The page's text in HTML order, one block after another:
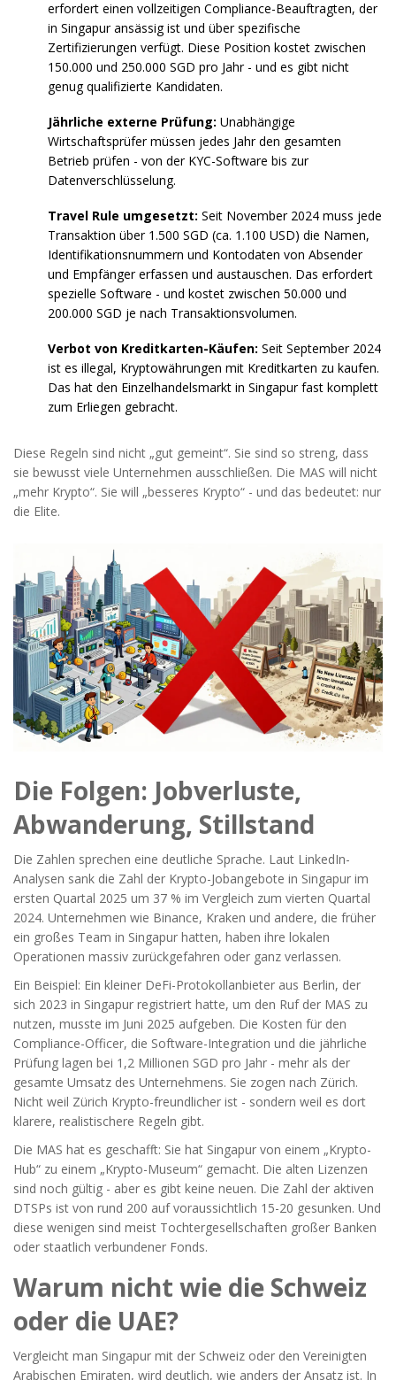
erfordert einen vollzeitigen Compliance-Beauftragten, der
in Singapur ansässig ist und über spezifische
Zertifizierungen verfügt. Diese Position kostet zwischen
150.000 und 250.000 SGD pro Jahr - und es gibt nicht
genug qualifizierte Kandidaten.
Jährliche externe Prüfung: Unabhängige
Wirtschaftsprüfer müssen jedes Jahr den gesamten
Betrieb prüfen - von der KYC-Software bis zur
Datenverschlüsselung.
Travel Rule umgesetzt: Seit November 2024 muss jede
Transaktion über 1.500 SGD (ca. 1.100 USD) die Namen,
Identifikationsnummern und Kontodaten von Absender
und Empfänger erfassen und austauschen. Das erfordert
spezielle Software - und kostet zwischen 50.000 und
200.000 SGD je nach Transaktionsvolumen.
Verbot von Kreditkarten-Käufen: Seit September 2024
ist es illegal, Kryptowährungen mit Kreditkarten zu kaufen.
Das hat den Einzelhandelsmarkt in Singapur fast komplett
zum Erliegen gebracht.
Diese Regeln sind nicht „gut gemeint“. Sie sind so streng, dass
sie bewusst viele Unternehmen ausschließen. Die MAS will nicht
„mehr Krypto“. Sie will „besseres Krypto“ - und das bedeutet: nur
die Elite.
Die Folgen: Jobverluste,
Abwanderung, Stillstand
Die Zahlen sprechen eine deutliche Sprache. Laut LinkedIn-
Analysen sank die Zahl der Krypto-Jobangebote in Singapur im
ersten Quartal 2025 um 37 % im Vergleich zum vierten Quartal
2024. Unternehmen wie Binance, Kraken und andere, die früher
ein großes Team in Singapur hatten, haben ihre lokalen
Operationen massiv zurückgefahren oder ganz verlassen.
Ein Beispiel: Ein kleiner DeFi-Protokollanbieter aus Berlin, der
sich 2023 in Singapur registriert hatte, um den Ruf der MAS zu
nutzen, musste im Juni 2025 aufgeben. Die Kosten für den
Compliance-Officer, die Software-Integration und die jährliche
Prüfung lagen bei 1,2 Millionen SGD pro Jahr - mehr als der
gesamte Umsatz des Unternehmens. Sie zogen nach Zürich.
Nicht weil Zürich Krypto-freundlicher ist - sondern weil es dort
klarere, realistischere Regeln gibt.
Die MAS hat es geschafft: Sie hat Singapur von einem „Krypto-
Hub“ zu einem „Krypto-Museum“ gemacht. Die alten Lizenzen
sind noch gültig - aber es gibt keine neuen. Die Zahl der aktiven
DTSPs ist von rund 200 auf voraussichtlich 15-20 gesunken. Und
diese wenigen sind meist Tochtergesellschaften großer Banken
oder staatlich verbundener Fonds.
Warum nicht wie die Schweiz
oder die UAE?
Vergleicht man Singapur mit der Schweiz oder den Vereinigten
Arabischen Emiraten, wird deutlich, wie anders der Ansatz ist. In